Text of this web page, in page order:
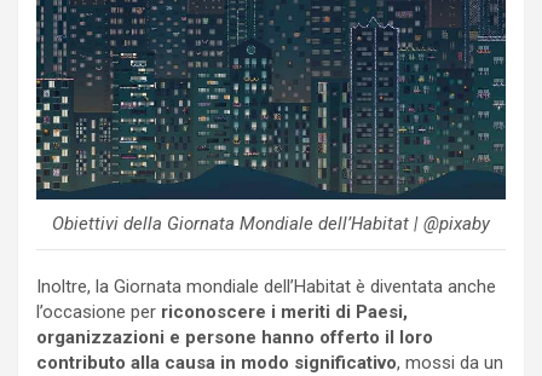
Obiettivi della Giornata Mondiale dell’Habitat | @pixaby
Inoltre, la Giornata mondiale dell’Habitat è diventata anche
l’occasione per riconoscere i meriti di Paesi,
organizzazioni e persone hanno offerto il loro
contributo alla causa in modo significativo, mossi da un